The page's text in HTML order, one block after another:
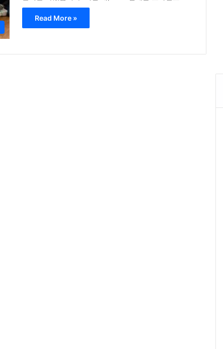
Read More »